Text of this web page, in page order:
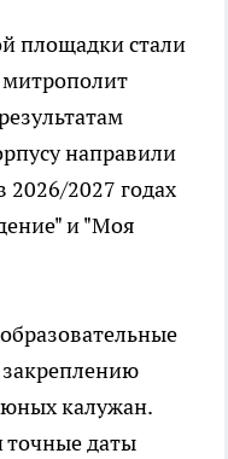
площадки стали
направили
2026/2027 годах
и "Моя
калужан.
точные даты